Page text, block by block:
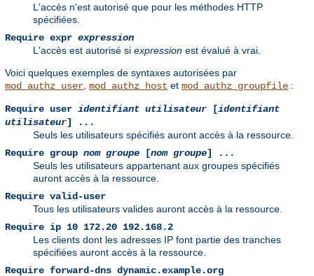
L'accès n'est autorisé que pour les méthodes HTTP
spécifiées.
Require expr expression
L'accès est autorisé si expression est évalué à vrai.
Voici quelques exemples de syntaxes autorisées par
mod_authz_user mod_authz_host et mod_authz_groupfile :
Require user identifiant utilisateur [identifiant
utilisateur] ...
Seuls les utilisateurs spécifiés auront accès à la ressource.
Require group nom groupe [nom groupe] ...
Seuls les utilisateurs appartenant aux groupes spécifiés
auront accès à la ressource.
Require valid-user
Tous les utilisateurs valides auront accès à la ressource.
Require ip 10 172.20 192.168.2
Les clients dont les adresses IP font partie des tranches
spécifiées auront accès à la ressource.
Require forward-dns dynamic.example.org